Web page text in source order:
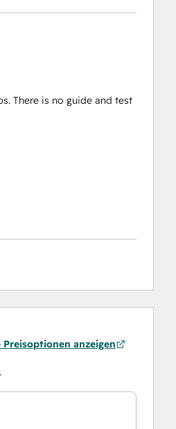
There is no guide and test
Preisoptionen anzeigen